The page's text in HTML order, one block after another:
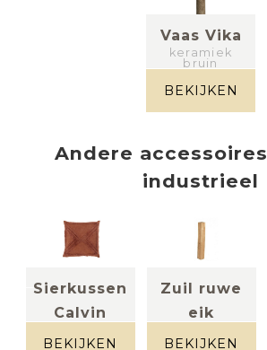
Vaas Vika
keramiek
bruin
BEKIJKEN
Andere accessoires
industrieel
Sierkussen
Calvin
BEKIJKEN
Zuil ruwe
eik
BEKIJKEN